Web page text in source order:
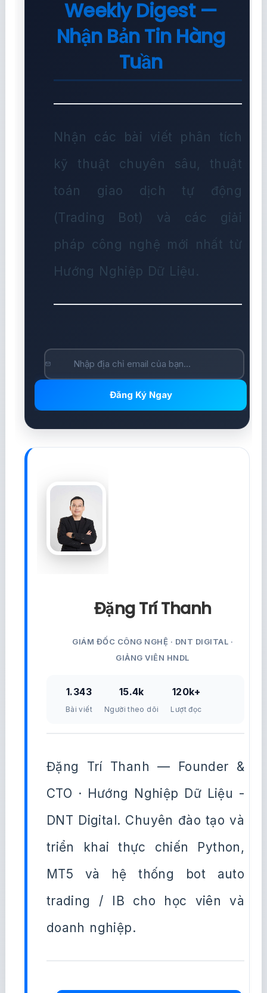
Weekly Digest —
Nhận Bản Tin Hàng
Tuần
Nhận các bài viết phân tích
kỹ thuật chuyên sâu, thuật
toán giao dịch tự động
(Trading Bot) và các giải
pháp công nghệ mới nhất từ
Hướng Nghiệp Dữ Liệu.
Đăng Ký Ngay
Đặng Trí Thanh
GIÁM ĐỐC CÔNG NGHỆ · DNT DIGITAL ·
GIẢNG VIÊN HNDL
1.343
Bài viết
15.4k
Người theo dõi
120k+
Lượt đọc
Đặng Trí Thanh — Founder &
CTO · Hướng Nghiệp Dữ Liệu -
DNT Digital. Chuyên đào tạo và
triển khai thực chiến Python,
MT5 và hệ thống bot auto
trading / IB cho học viên và
doanh nghiệp.